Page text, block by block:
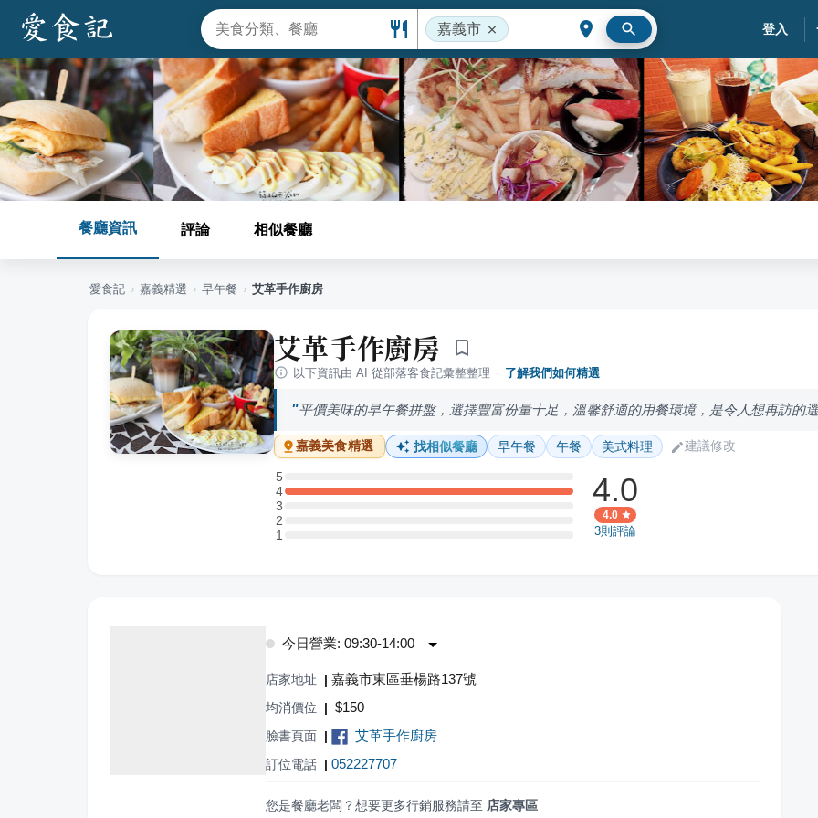
嘉義市 登入
餐廳資訊 評論 相似餐廳
愛食記 › 嘉義精選 › 早午餐 › 艾革手作廚房
艾革手作廚房
以下資訊由 AI 從部落客食記彙整整理 · 了解我們如何精選
平價美味的早午餐拼盤，選擇豐富份量十足，溫馨舒適的用餐環境，是令人想再訪的
嘉義美食精選 找相似餐廳 早午餐 午餐 美式料理 建議修改
5
5 星：0 則評論
4
4 星：2 則評論
3
3 星：0 則評論
2
2 星：0 則評論
11 星：0 則評論
4.0
4.0
3則評論
今日營業: 09:30-14:00
店家地址 | 嘉義市東區垂楊路137號
均消價位 | $150
臉書頁面 | 艾革手作廚房
訂位電話 | 052227707
您是餐廳老闆？想要更多行銷服務請至 店家專區